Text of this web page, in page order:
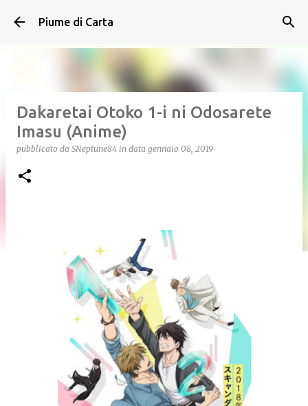
Passa ai contenuti principali
Piume di Carta
Dakaretai Otoko 1-i ni Odosarete
Imasu (Anime)
pubblicato da SNeptune84 in data gennaio 08, 2019